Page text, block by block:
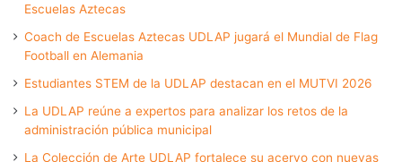
Escuelas Aztecas
Coach de Escuelas Aztecas UDLAP jugará el Mundial de Flag
Football en Alemania
Estudiantes STEM de la UDLAP destacan en el MUTVI 2026
La UDLAP reúne a expertos para analizar los retos de la
administración pública municipal
La Colección de Arte UDLAP fortalece su acervo con nuevas